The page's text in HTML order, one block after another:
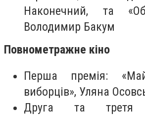
Наконечний, та
Володимир Бакум
Повнометражне кіно
Перша премія:
виборців», Уляна
Друга та третя